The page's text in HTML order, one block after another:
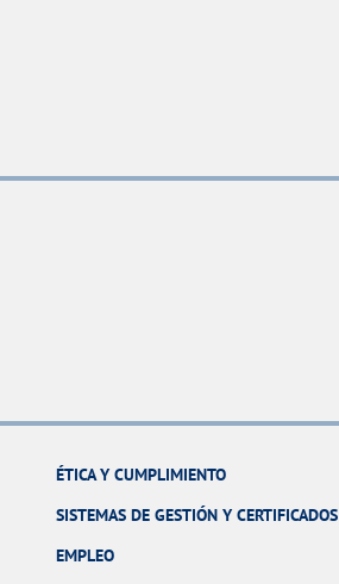
ÉTICA Y CUMPLIMIENTO
SISTEMAS DE GESTIÓN Y CERTIFICADOS
EMPLEO